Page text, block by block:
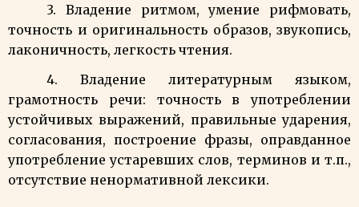
3. Владение ритмом, умение рифмовать,
точность и оригинальность образов, звукопись,
лаконичность, легкость чтения.
4. Владение литературным языком,
грамотность речи: точность в употреблении
устойчивых выражений, правильные ударения,
согласования, построение фразы, оправданное
употребление устаревших слов, терминов и т.п.,
отсутствие ненормативной лексики.